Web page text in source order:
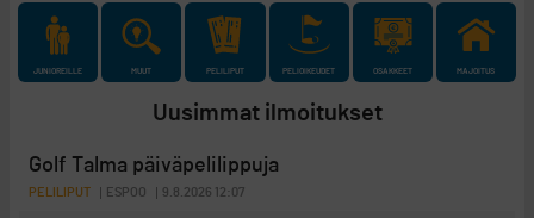
JUNIOREILLE MUUT PELILIPUT PELIOIKEUDET OSAKKEET MAJOITUS
Uusimmat ilmoitukset
Golf Talma päiväpelilippuja
PELILIPUT ESPOO 9.8.2026 12:07